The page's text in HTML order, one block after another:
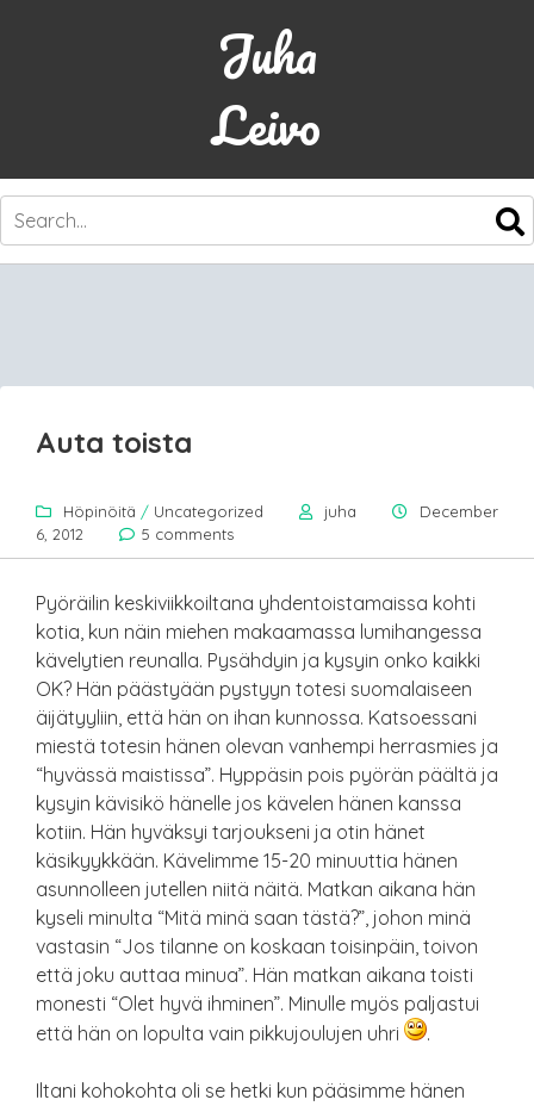
Juha
Leivo
SKIP
CONTENT
Auta toista
Höpinöitä / Uncategorized juha
December
6, 2012
5 comments
Pyöräilin keskiviikkoiltana yhdentoistamaissa kohti
kotia, kun näin miehen makaamassa lumihangessa
kävelytien reunalla. Pysähdyin ja kysyin onko kaikki
OK? Hän päästyään pystyyn totesi suomalaiseen
äijätyyliin, että hän on ihan kunnossa. Katsoessani
miestä totesin hänen olevan vanhempi herrasmies ja
“hyvässä maistissa”. Hyppäsin pois pyörän päältä ja
kysyin kävisikö hänelle jos kävelen hänen kanssa
kotiin. Hän hyväksyi tarjoukseni ja otin hänet
käsikyykkään. Kävelimme 15-20 minuuttia hänen
asunnolleen jutellen niitä näitä. Matkan aikana hän
kyseli minulta “Mitä minä saan tästä?”, johon minä
vastasin “Jos tilanne on koskaan toisinpäin, toivon
että joku auttaa minua”. Hän matkan aikana toisti
monesti “Olet hyvä ihminen”. Minulle myös paljastui
että hän on lopulta vain pikkujoulujen uhri
.
Iltani kohokohta oli se hetki kun pääsimme hänen